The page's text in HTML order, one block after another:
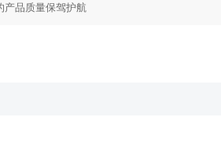
产品质量保驾护航